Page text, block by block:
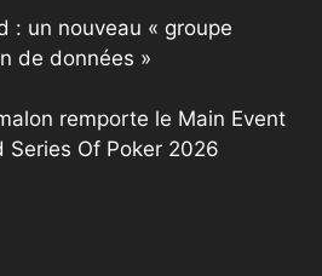
: un nouveau « groupe
de données »
remporte le Main Event
Series Of Poker 2026